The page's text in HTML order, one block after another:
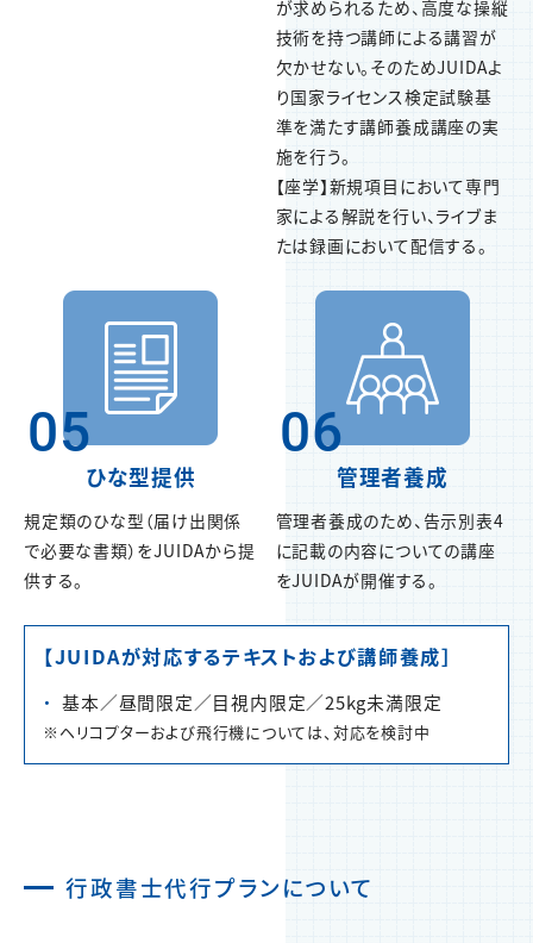
が求められるため、高度な操縦
技術を持つ講師による講習が
欠かせない。そのためJUIDAよ
り国家ライセンス検定試験基
準を満たす講師養成講座の実
施を行う。
【座学】新規項目において専門
家による解説を行い、ライブま
たは録画において配信する。
05
ひな型提供
規定類のひな型（届け出関係
で必要な書類）をJUIDAから提
供する。
06
管理者養成
管理者養成のため、告示別表4
に記載の内容についての講座
をJUIDAが開催する。
【JUIDAが対応するテキストおよび講師養成］
基本／昼間限定／目視内限定／25kg未満限定
※ヘリコプターおよび飛行機については、対応を検討中
行政書士代行プランについて